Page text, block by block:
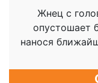
Жнец с
опустошает
нанося